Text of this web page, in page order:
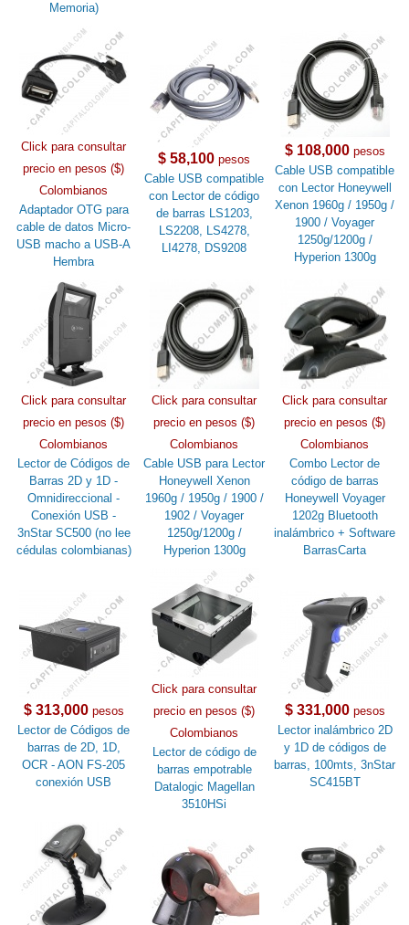
Memoria)
Click para consultar
precio en pesos ($)
Colombianos
Adaptador OTG para
cable de datos Micro-
USB macho a USB-A
Hembra
$ 58,100 pesos
Cable USB compatible
con Lector de código
de barras LS1203,
LS2208, LS4278,
LI4278, DS9208
$ 108,000pesos
Cable USB compatible
con Lector Honeywell
Xenon 1960g / 1950g /
1900 / Voyager
1250g/1200g /
Hyperion 1300g
Click para consultar
precio en pesos ($)
Colombianos
Lector de Códigos de
Barras 2D y 1D -
Omnidireccional -
Conexión USB -
3nStar SC500 (no lee
cédulas colombianas)
Click para consultar
precio en pesos ($)
Colombianos
Cable USB para Lector
Honeywell Xenon
1960g / 1950g / 1900 /
1902 / Voyager
1250g/1200g /
Hyperion 1300g
Click para consultar
precio en pesos ($)
Colombianos
Combo Lector de
código de barras
Honeywell Voyager
1202g Bluetooth
inalámbrico + Software
BarrasCarta
$ 313,000pesos
Lector de Códigos de
barras de 2D, 1D,
OCR - AON FS-205
conexión USB
Click para consultar
precio en pesos ($)
Colombianos
Lector de código de
barras empotrable
Datalogic Magellan
3510HSi
$ 331,000pesos
Lector inalámbrico 2D
y 1D de códigos de
barras, 100mts, 3nStar
SC415BT